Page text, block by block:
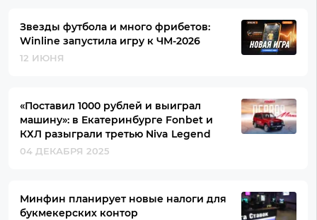
Звезды футбола и много фрибетов:
Winline запустила игру к ЧМ-2026
12 ИЮНЯ
«Поставил 1000 рублей и выиграл
машину»: в Екатеринбурге Fonbet и
КХЛ разыграли третью Niva Legend
04 ДЕКАБРЯ 2025
Минфин планирует новые налоги для
букмекерских контор